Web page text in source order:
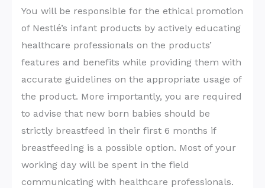
You will be responsible for the ethical promotion
of Nestlé’s infant products by actively educating
healthcare professionals on the products’
features and benefits while providing them with
accurate guidelines on the appropriate usage of
the product. More importantly, you are required
to advise that new born babies should be
strictly breastfeed in their first 6 months if
breastfeeding is a possible option. Most of your
working day will be spent in the field
communicating with healthcare professionals.